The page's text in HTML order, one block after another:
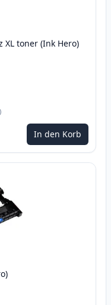
XL toner (Ink Hero)
In den Korb